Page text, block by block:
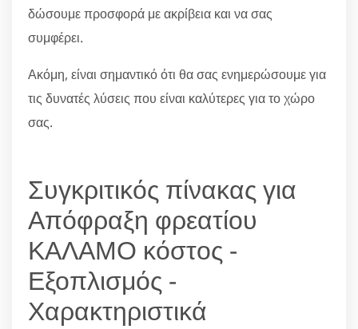
δώσουμε προσφορά με ακρίβεια και να σας
συμφέρει.
Ακόμη, είναι σημαντικό ότι θα σας ενημερώσουμε για
τις δυνατές λύσεις που είναι καλύτερες για το χώρο
σας.
Συγκριτικός πίνακας για
Απόφραξη φρεατίου
ΚΑΛΑΜΟ κόστος -
Εξοπλισμός -
Χαρακτηριστικά